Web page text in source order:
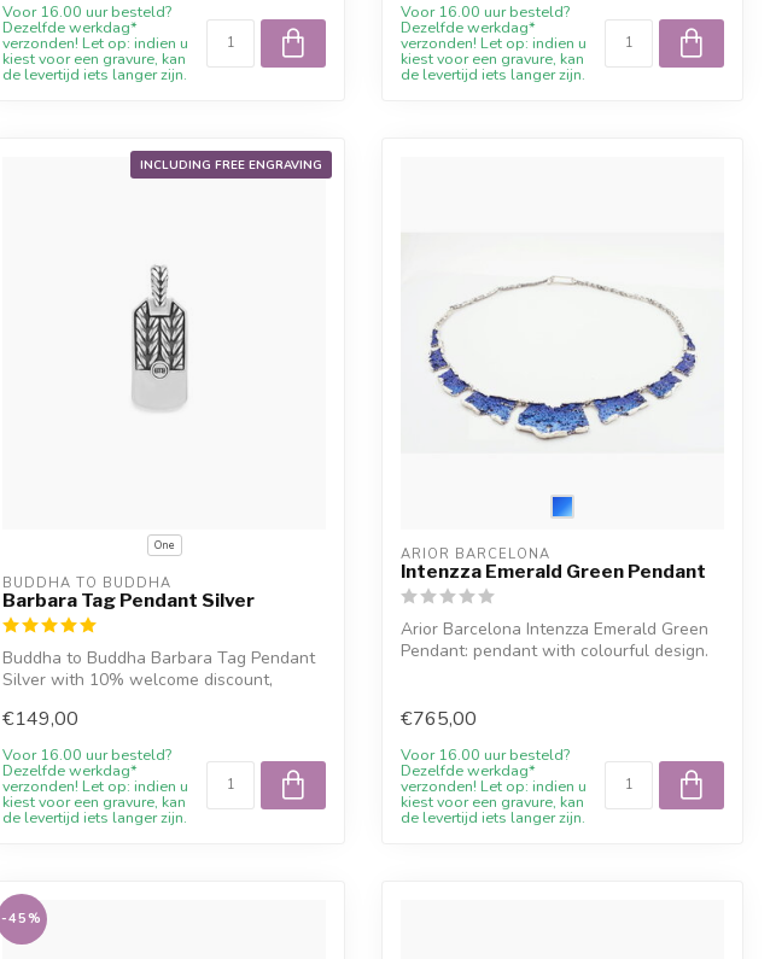
Voor 16.00 uur besteld?
Dezelfde werkdag*
verzonden! Let op: indien u
kiest voor een gravure, kan
de levertijd iets langer zijn.
Voor 16.00 uur besteld?
Dezelfde werkdag*
verzonden! Let op: indien u
kiest voor een gravure, kan
de levertijd iets langer zijn.
INCLUDING FREE ENGRAVING
One
BUDDHA TO BUDDHA
Barbara Tag Pendant Silver
Buddha to Buddha Barbara Tag Pendant
Silver with 10% welcome discount,
€149,00
Voor 16.00 uur besteld?
Dezelfde werkdag*
verzonden! Let op: indien u
kiest voor een gravure, kan
de levertijd iets langer zijn.
ARIOR BARCELONA
Intenzza Emerald Green Pendant
Arior Barcelona Intenzza Emerald Green
Pendant: pendant with colourful design.
€765,00
Voor 16.00 uur besteld?
Dezelfde werkdag*
verzonden! Let op: indien u
kiest voor een gravure, kan
de levertijd iets langer zijn.
-45%